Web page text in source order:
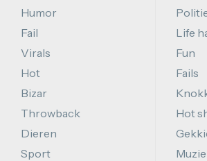
Humor
Fail
Virals
Hot
Bizar
Throwback
Dieren
Sport
Life
Fun
Fails
Hot